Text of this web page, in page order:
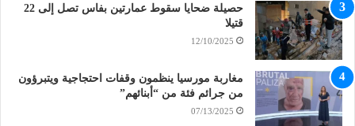
حصيلة ضحايا سقوط عمارتين بفاس تصل إلى 22
قتيلا
12/10/2025
مغاربة مورسيا ينظمون وقفات احتجاجية ويتبرؤون
من جرائم فئة من “أبنائهم”
07/13/2025